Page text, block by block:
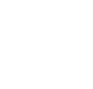
tipy, jak si
správné